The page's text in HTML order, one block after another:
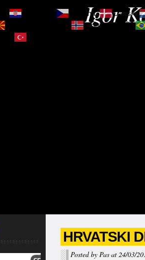
Igor
HRVATSKI
Posted by Pas at 24/03/
Čeština‎
Dansk
Norsk bokmål